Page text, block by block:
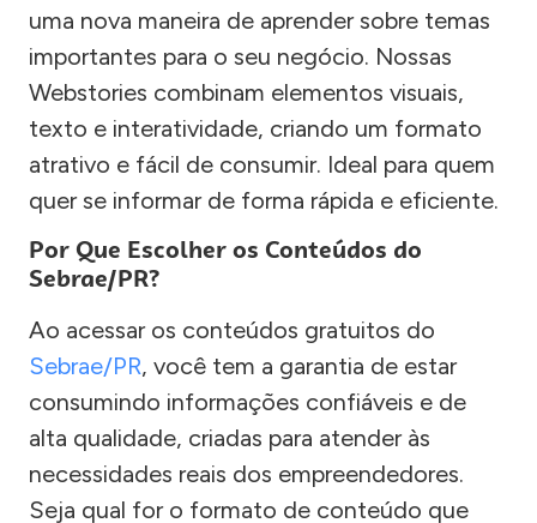
uma nova maneira de aprender sobre temas
importantes para o seu negócio. Nossas
Webstories combinam elementos visuais,
texto e interatividade, criando um formato
atrativo e fácil de consumir. Ideal para quem
quer se informar de forma rápida e eficiente.
Por Que Escolher os Conteúdos do
Sebrae/PR?
Ao acessar os conteúdos gratuitos do
Sebrae/PR, você tem a garantia de estar
consumindo informações confiáveis e de
alta qualidade, criadas para atender às
necessidades reais dos empreendedores.
Seja qual for o formato de conteúdo que